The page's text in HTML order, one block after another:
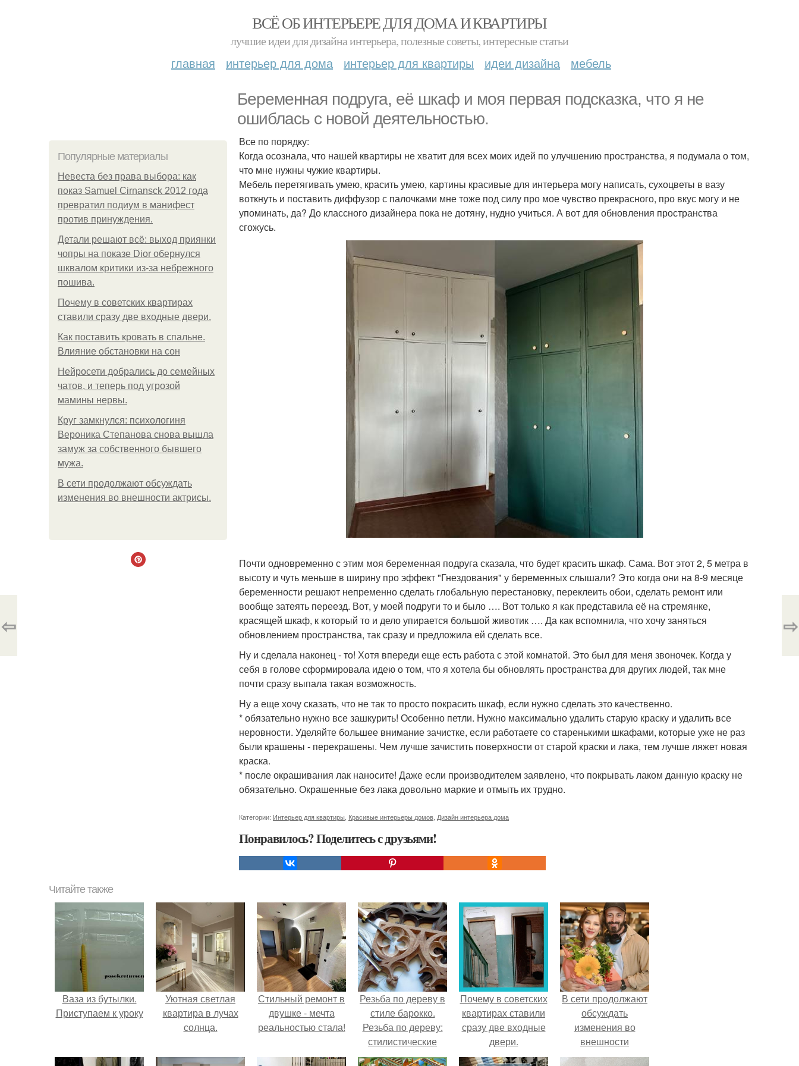
ВСЁ ОБ ИНТЕРЬЕРЕ ДЛЯ ДОМА И КВАРТИРЫ
лучшие идеи для дизайна интерьера, полезные советы, интересные статьи
главная интерьер для дома интерьер для квартиры идеи дизайна мебель
Беременная подруга, её шкаф и моя первая подсказка, что я не
ошиблась с новой деятельностью.
Популярные материалы
Невеста без права выбора: как
показ Samuel Cirnansck 2012 года
превратил подиум в манифест
против принуждения.
Детали решают всё: выход приянки
чопры на показе Dior обернулся
шквалом критики из-за небрежного
пошива.
Почему в советских квартирах
ставили сразу две входные двери.
Как поставить кровать в спальне.
Влияние обстановки на сон
Нейросети добрались до семейных
чатов, и теперь под угрозой
мамины нервы.
Круг замкнулся: психологиня
Вероника Степанова снова вышла
замуж за собственного бывшего
мужа.
В сети продолжают обсуждать
изменения во внешности актрисы.
Все по порядку:
Когда осознала, что нашей квартиры не хватит для всех моих идей по улучшению пространства, я подумала о том,
что мне нужны чужие квартиры.
Мебель перетягивать умею, красить умею, картины красивые для интерьера могу написать, сухоцветы в вазу
воткнуть и поставить диффузор с палочками мне тоже под силу про мое чувство прекрасного, про вкус могу и не
упоминать, да? До классного дизайнера пока не дотяну, нудно учиться. А вот для обновления пространства
сгожусь.
Почти одновременно с этим моя беременная подруга сказала, что будет красить шкаф. Сама. Вот этот 2, 5 метра в
высоту и чуть меньше в ширину про эффект "Гнездования" у беременных слышали? Это когда они на 8-9 месяце
беременности решают непременно сделать глобальную перестановку, переклеить обои, сделать ремонт или
вообще затеять переезд. Вот, у моей подруги то и было …. Вот только я как представила её на стремянке,
красящей шкаф, к который то и дело упирается большой животик …. Да как вспомнила, что хочу заняться
обновлением пространства, так сразу и предложила ей сделать все.
Ну и сделала наконец - то! Хотя впереди еще есть работа с этой комнатой. Это был для меня звоночек. Когда у
себя в голове сформировала идею о том, что я хотела бы обновлять пространства для других людей, так мне
почти сразу выпала такая возможность.
Ну а еще хочу сказать, что не так то просто покрасить шкаф, если нужно сделать это качественно.
* обязательно нужно все зашкурить! Особенно петли. Нужно максимально удалить старую краску и удалить все
неровности. Уделяйте большее внимание зачистке, если работаете со старенькими шкафами, которые уже не раз
были крашены - перекрашены. Чем лучше зачистить поверхности от старой краски и лака, тем лучше ляжет новая
краска.
* после окрашивания лак наносите! Даже если производителем заявлено, что покрывать лаком данную краску не
обязательно. Окрашенные без лака довольно маркие и отмыть их трудно.
Категории: Интерьер для квартиры Красивые интерьеры домов Дизайн интерьера дома
Понравилось? Поделитесь с друзьями!
⇦ ⇨
Читайте также
Ваза из бутылки.
Приступаем к уроку
Уютная светлая
квартира в лучах
солнца.
Стильный ремонт в
двушке - мечта
реальностью стала!
Резьба по дереву в
стиле барокко.
Резьба по дереву:
стилистические
направления и
Почему в советских
квартирах ставили
сразу две входные
двери.
В сети продолжают
обсуждать
изменения во
внешности
актрисы.